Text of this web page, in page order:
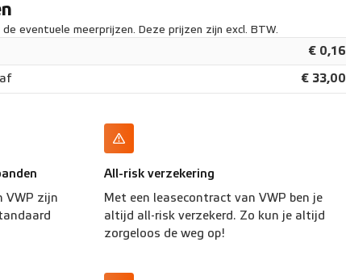
eventuele meerprijzen. Deze prijzen zijn excl. BTW.
€ 0,16
€ 33,00
VWP zijn
All-risk verzekering
Met een leasecontract van VWP ben je
altijd all-risk verzekerd. Zo kun je altijd
zorgeloos de weg op!